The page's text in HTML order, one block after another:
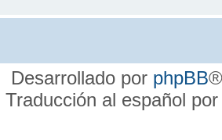
Desarrollado por phpBB
Traducción al español